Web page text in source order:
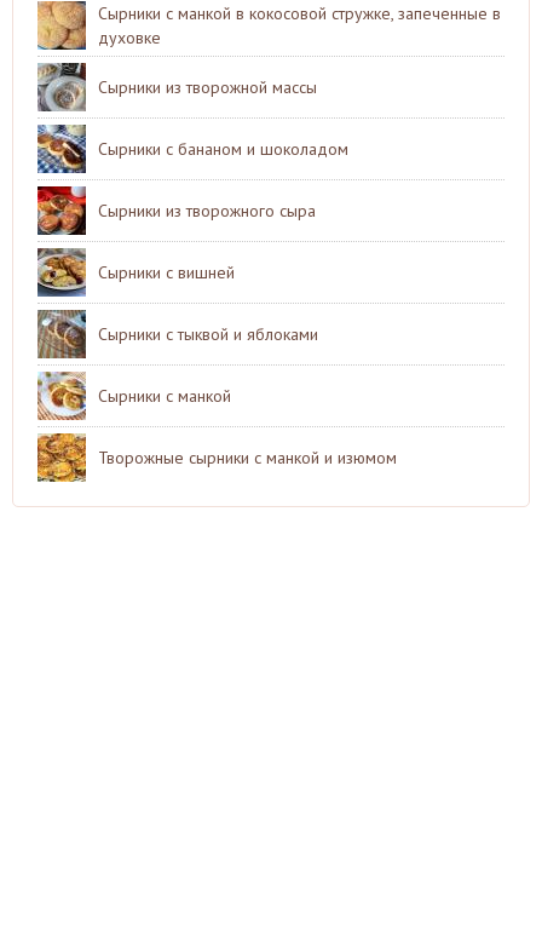
Сырники с манкой в кокосовой стружке, запеченные в
духовке
Сырники из творожной массы
Сырники с бананом и шоколадом
Сырники из творожного сыра
Сырники с вишней
Сырники с тыквой и яблоками
Сырники с манкой
Творожные сырники с манкой и изюмом